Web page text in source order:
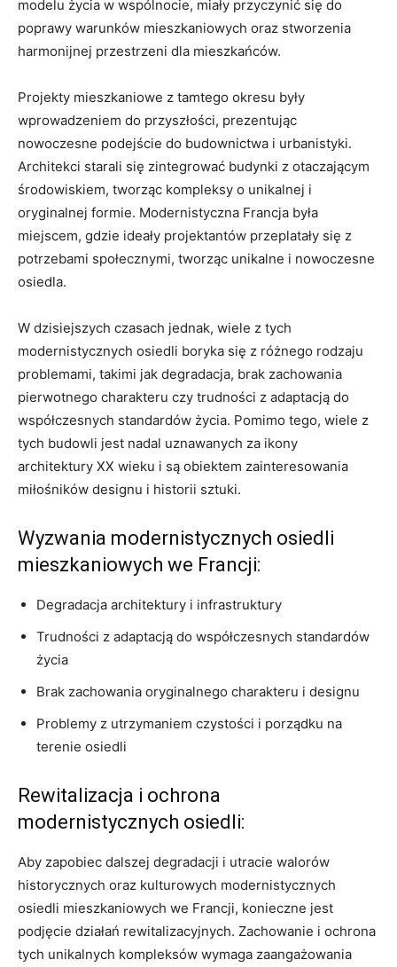
modelu‌ życia w wspólnocie, miały przyczynić się do
poprawy warunków mieszkaniowych oraz⁢ stworzenia
harmonijnej przestrzeni dla mieszkańców.
Projekty mieszkaniowe ‌z‍ tamtego okresu ‌były
wprowadzeniem do przyszłości, prezentując
nowoczesne podejście‍ do budownictwa i urbanistyki.
Architekci ‌starali się zintegrować budynki ‌z otaczającym
środowiskiem,​ tworząc ⁤kompleksy o unikalnej ‍i
oryginalnej formie. Modernistyczna⁤ Francja była
miejscem, gdzie ideały projektantów przeplatały się ⁤z
potrzebami społecznymi, tworząc unikalne i nowoczesne
osiedla.
W⁤ dzisiejszych czasach jednak, wiele z tych
‍modernistycznych osiedli boryka się z różnego⁢ rodzaju
⁢problemami,‍ takimi jak degradacja, brak zachowania
pierwotnego charakteru czy trudności z adaptacją do
współczesnych standardów życia. Pomimo tego, wiele z
‍tych budowli jest ‌nadal uznawanych ⁢za ikony
architektury XX wieku i są obiektem zainteresowania
miłośników⁤ designu i historii sztuki.
Wyzwania ⁣modernistycznych osiedli
mieszkaniowych we Francji:
Degradacja architektury i infrastruktury
Trudności z adaptacją do współczesnych‍ standardów
życia
Brak zachowania oryginalnego charakteru i designu
Problemy z utrzymaniem czystości i porządku na
terenie osiedli
Rewitalizacja i ochrona
⁣modernistycznych osiedli:
Aby zapobiec ⁣dalszej degradacji i utracie walorów
historycznych oraz kulturowych modernistycznych
‍osiedli mieszkaniowych ‍we Francji, konieczne​ jest
podjęcie działań rewitalizacyjnych. Zachowanie i ochrona⁤
tych⁤ unikalnych kompleksów wymaga ‍zaangażowania